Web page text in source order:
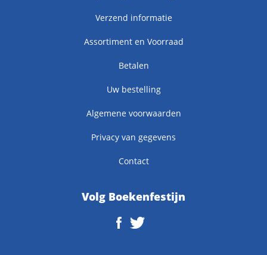
Verzend informatie
Assortiment en Voorraad
Betalen
Uw bestelling
Algemene voorwaarden
Privacy van gegevens
Contact
Volg Boekenfestijn